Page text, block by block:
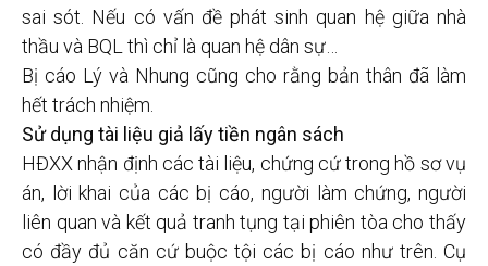
sai sót. Nếu có vấn đề phát sinh quan hệ giữa nhà
thầu và BQL thì chỉ là quan hệ dân sự…
Bị cáo Lý và Nhung cũng cho rằng bản thân đã làm
hết trách nhiệm.
Sử dụng tài liệu giả lấy tiền ngân sách
HĐXX nhận định các tài liệu, chứng cứ trong hồ sơ vụ
án, lời khai của các bị cáo, người làm chứng, người
liên quan và kết quả tranh tụng tại phiên tòa cho thấy
có đầy đủ căn cứ buộc tội các bị cáo như trên. Cụ